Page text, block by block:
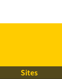
Sites